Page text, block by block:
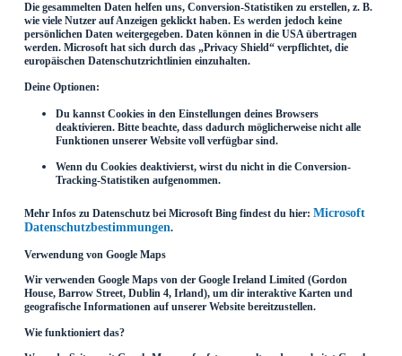
Die gesammelten Daten helfen uns, Conversion-Statistiken zu erstellen, z. B.
wie viele Nutzer auf Anzeigen geklickt haben. Es werden jedoch keine
persönlichen Daten weitergegeben. Daten können in die USA übertragen
werden. Microsoft hat sich durch das „Privacy Shield“ verpflichtet, die
europäischen Datenschutzrichtlinien einzuhalten.
Deine Optionen:
Du kannst Cookies in den Einstellungen deines Browsers
deaktivieren. Bitte beachte, dass dadurch möglicherweise nicht alle
Funktionen unserer Website voll verfügbar sind.
Wenn du Cookies deaktivierst, wirst du nicht in die Conversion-
Tracking-Statistiken aufgenommen.
Mehr Infos zu Datenschutz bei Microsoft Bing findest du hier: Microsoft
Datenschutzbestimmungen.
Verwendung von Google Maps
Wir verwenden Google Maps von der Google Ireland Limited (Gordon
House, Barrow Street, Dublin 4, Irland), um dir interaktive Karten und
geografische Informationen auf unserer Website bereitzustellen.
Wie funktioniert das?